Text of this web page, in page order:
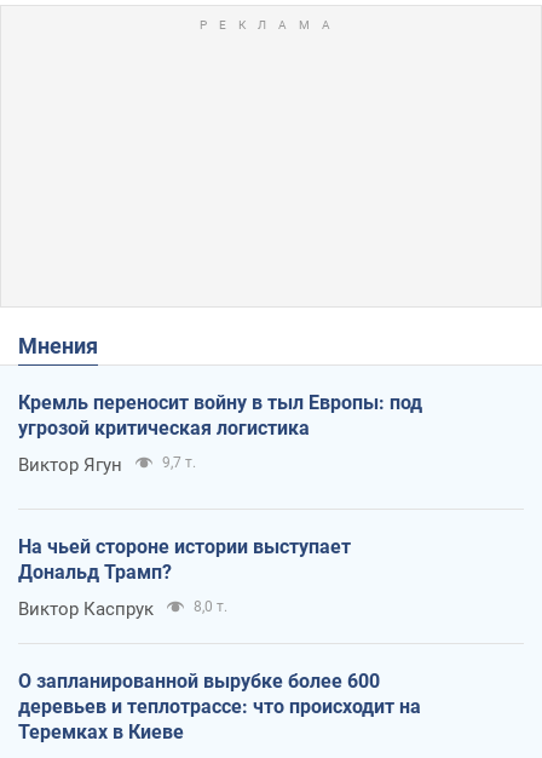
Мнения
Кремль переносит войну в тыл Европы: под
угрозой критическая логистика
Виктор Ягун 9,7 т.
На чьей стороне истории выступает
Дональд Трамп?
Виктор Каспрук 8,0 т.
О запланированной вырубке более 600
деревьев и теплотрассе: что происходит на
Теремках в Киеве